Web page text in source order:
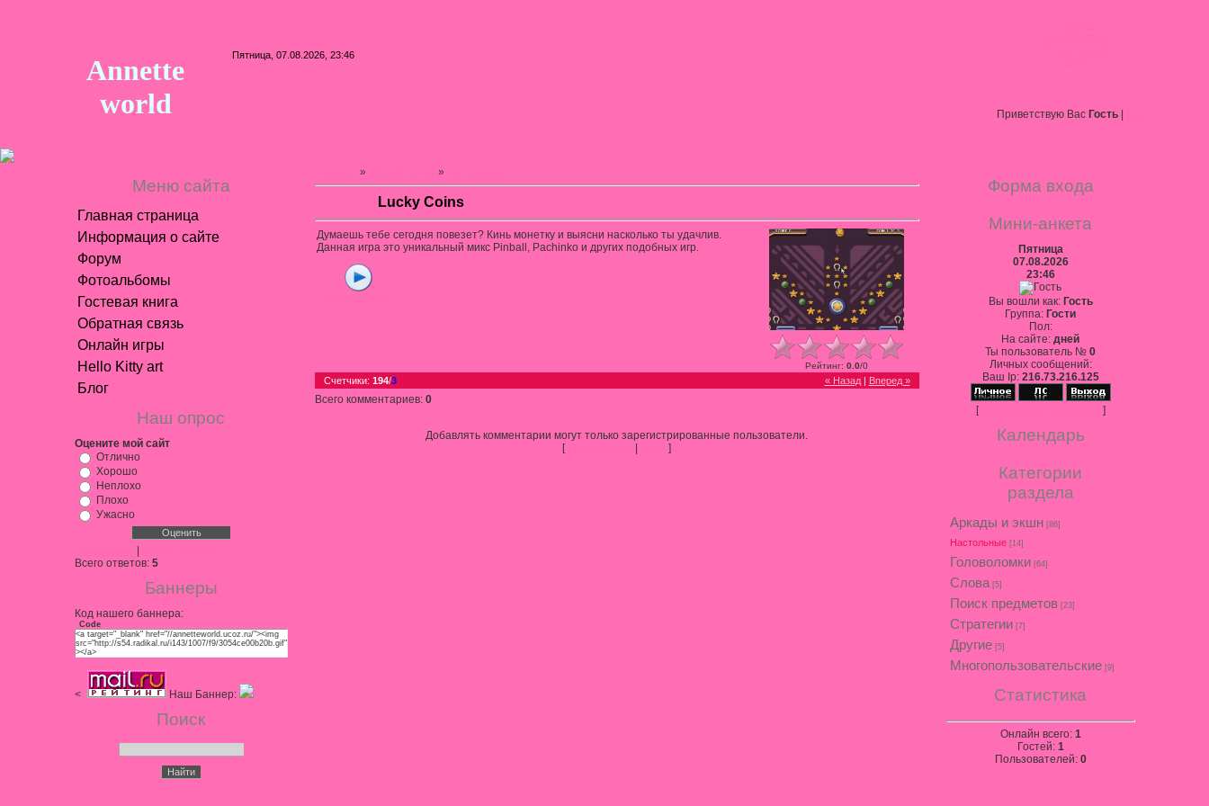
Annette
world
Пятница, 07.08.2026, 23:46
Приветствую Вас Гость|
Меню сайта
Главная страница
Информация о сайте
Форум
Фотоальбомы
Гостевая книга
Обратная связь
Онлайн игры
Hello Kitty art
Блог
Наш опрос
Оцените мой сайт
Отлично
Хорошо
Неплохо
Плохо
Ужасно
Всего ответов: 5
Баннеры
Код нашего баннера:
Code
<a target="_blank" href="//annetteworld.ucoz.ru/"><img
src="http://s54.radikal.ru/i143/1007/f9/3054ce00b20b.gif"
></a>
< Наш Баннер:
Поиск
» »
Lucky Coins
Думаешь тебе сегодня повезет? Кинь монетку и выясни насколько ты удачлив.
Данная игра это уникальный микс Pinball, Pachinko и других подобных игр.
Рейтинг: 0.0/0
« Назад| Вперед »
Счетчики: 194/3
Всего комментариев: 0
Добавлять комментарии могут только зарегистрированные пользователи.
[
]
Форма входа
Мини-анкета
Пятница
07.08.2026
23:46
Вы вошли как: Гость
Группа: Гости
Пол:
На сайте: дней
Ты пользователь № 0
Личных сообщений:
Ваш Ip:216.73.216.125
[ ]
Календарь
Категории
раздела
Аркады и экшн [86]
Настольные [14]
Головоломки [64]
Слова [5]
Поиск предметов [23]
Стратегии [7]
Другие [5]
Многопользовательские [9]
Статистика
Онлайн всего: 1
Гостей: 1
Пользователей: 0